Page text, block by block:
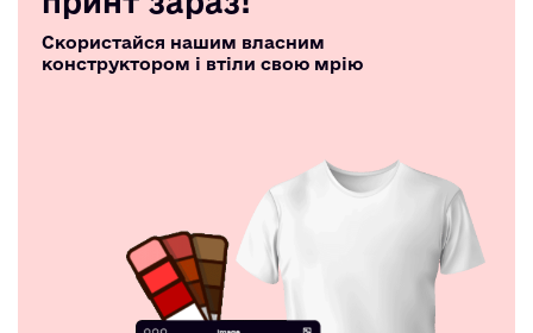
Скористайся нашим власним
конструктором і втіли свою мрію